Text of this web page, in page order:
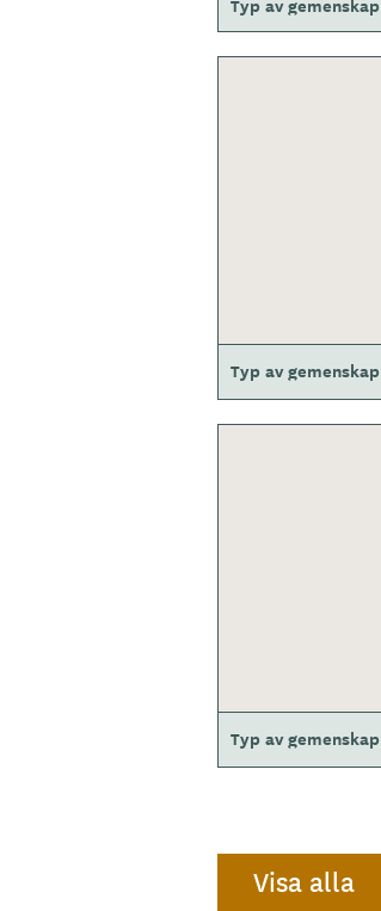
Typ av gemenskap
Typ av gemenskap
Typ av gemenskap
Visa alla